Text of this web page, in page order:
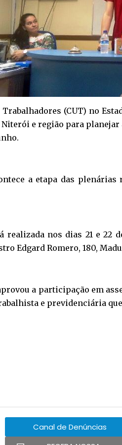
(CUT) no
e região para
a etapa das
realizada nos dias 21 e 22
Edgard Romero, 180,
a participação em
e previdenciária
Canal de Denúncias